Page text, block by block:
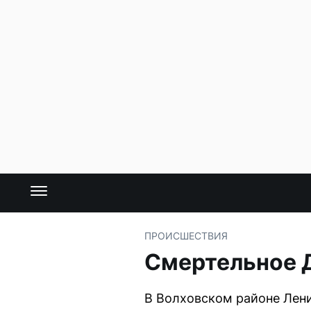
ПРОИСШЕСТВИЯ
Смертельное
В Волховском районе